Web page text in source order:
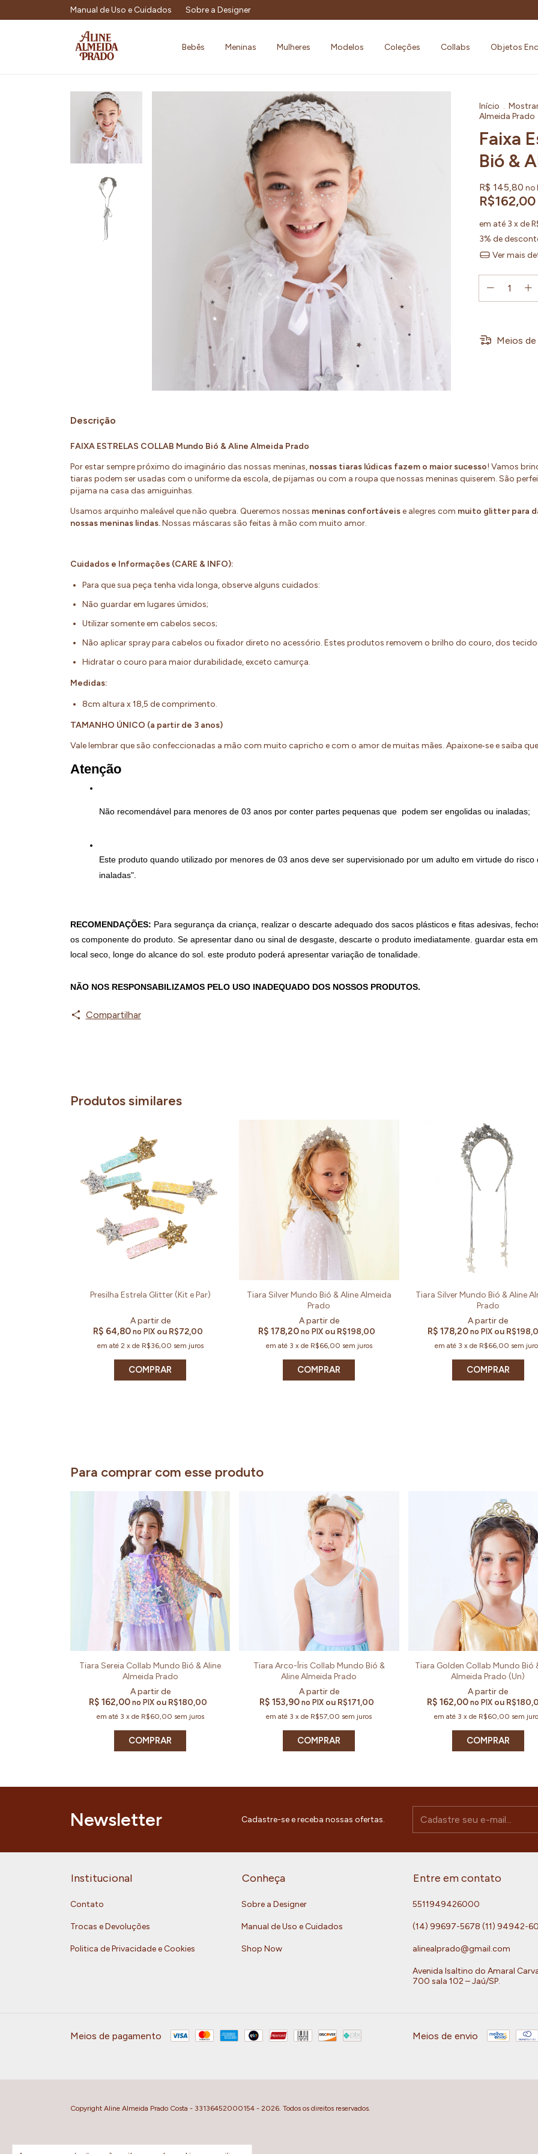
Manual de Uso e Cuidados Sobre a Designer
Bebês Meninas Mulheres Modelos Coleções Collabs Objetos
Início .
Almeida Prado
Faixa
Bió &
R$ 145,80 no
R$162,00
em até 3 x de
3% de
Ver mais
Meios
Descrição
FAIXA ESTRELAS COLLAB Mundo Bió & Aline Almeida Prado
Por estar sempre próximo do imaginário das nossas meninas, nossas tiaras lúdicas fazem o maior sucesso! Vamos
tiaras podem ser usadas com o uniforme da escola, de pijamas ou com a roupa que nossas meninas quiserem. São
pijama na casa das amiguinhas.
Usamos arquinho maleável que não quebra. Queremos nossas meninas confortáveise alegres com muito glitter para
nossas meninas lindas.Nossas máscaras são feitas à mão com muito amor.
Cuidados e Informações (CARE & INFO):
Para que sua peça tenha vida longa, observe alguns cuidados:
Não guardar em lugares úmidos;
Utilizar somente em cabelos secos;
Não aplicar spray para cabelos ou fixador direto no acessório. Estes produtos removem o brilho do couro, dos
Hidratar o couro para maior durabilidade, exceto camurça.
Medidas:
8cm altura x 18,5 de comprimento.
TAMANHO ÚNICO (a partir de 3 anos)
Vale lembrar que são confeccionadas a mão com muito capricho e com o amor de muitas mães. Apaixone‐se e saiba
Atenção
Não recomendável para menores de 03 anos por conter partes pequenas que  podem ser engolidas ou inaladas;
Este produto quando utilizado por menores de 03 anos deve ser supervisionado por um adulto em virtude do
inaladas".
RECOMENDAÇÕES: Para segurança da criança, realizar o descarte adequado dos sacos plásticos e fitas adesivas,
os componente do produto. Se apresentar dano ou sinal de desgaste, descarte o produto imediatamente. guardar esta
local seco, longe do alcance do sol. este produto poderá apresentar variação de tonalidade.
NÃO NOS RESPONSABILIZAMOS PELO USO INADEQUADO DOS NOSSOS PRODUTOS.
Compartilhar
Produtos similares
Presilha Estrela Glitter (Kit e Par)
R$ 64,80 no PIX ou R$72,00
em até 2 x de R$36,00 sem juros
COMPRAR
Tiara Silver Mundo Bió & Aline Almeida
Prado
R$ 178,20 no PIX ou R$198,00
em até 3 x de R$66,00 sem juros
COMPRAR
Tiara Silver Mundo Bió & Aline
Prado
R$ 178,20no PIX ou
em até 3 xde R$66,00 sem
COMPRAR
Para comprar com esse produto
Tiara Sereia Collab Mundo Bió & Aline
Almeida Prado
R$ 162,00 no PIX ou R$180,00
em até 3 x de R$60,00 sem juros
COMPRAR
Tiara Arco-Íris Collab Mundo Bió &
Aline Almeida Prado
R$ 153,90 no PIX ou R$171,00
em até 3 xde R$57,00 sem juros
COMPRAR
Tiara Golden Collab Mundo Bió
Almeida Prado (Un)
R$ 162,00no PIX ou
em até 3 xde R$60,00 sem
Newsletter Cadastre-se e receba nossas ofertas.
Institucional
Contato
Trocas e Devoluções
Politica de Privacidade e Cookies
Conheça
Sobre a Designer
Manual de Uso e Cuidados
Shop Now
Entre em contato
5511949426000
(14) 99697-5678 (11) 94942-
alinealprado@gmail.com
Avenida Isaltino do Amaral
700 sala 102 – Jaú/SP.
Meios de pagamento Meios de envio
Copyright Aline Almeida Prado Costa - 33136452000154 - 2026. Todos os direitos reservados.